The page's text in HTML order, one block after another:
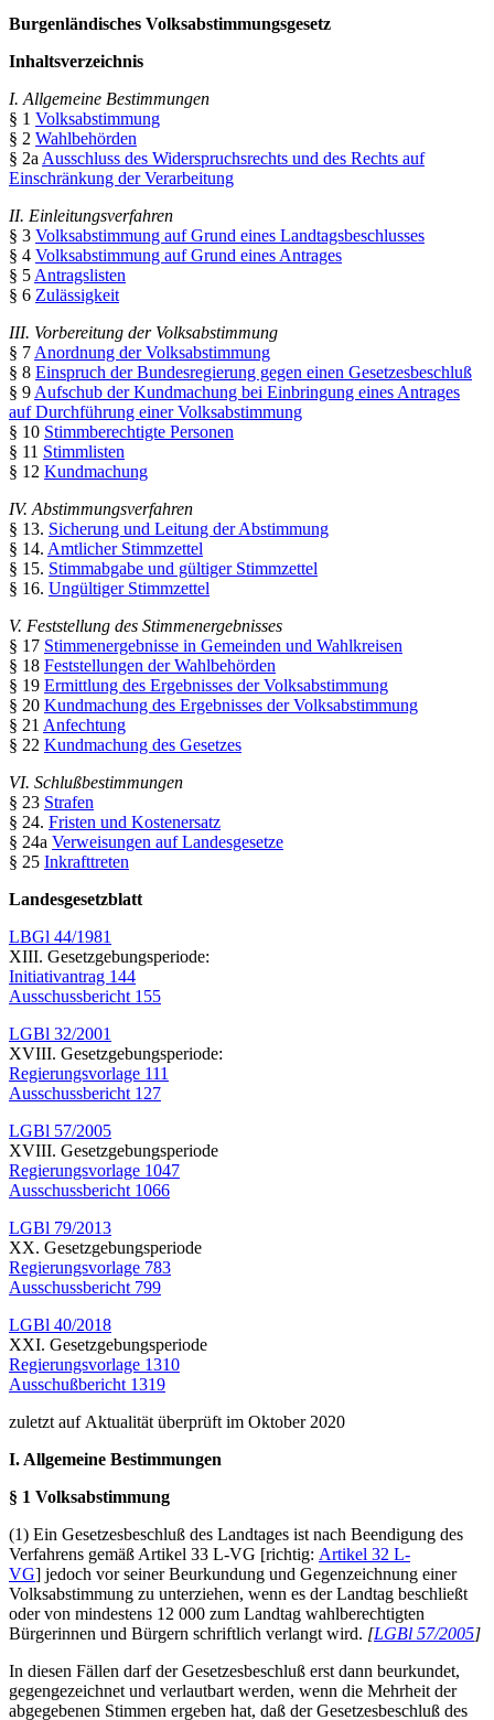
Burgenländisches Volksabstimmungsgesetz
Inhaltsverzeichnis
I. Allgemeine Bestimmungen
§ 1 Volksabstimmung
§ 2 Wahlbehörden
§ 2a Ausschluss des Widerspruchsrechts und des Rechts auf
Einschränkung der Verarbeitung
II. Einleitungsverfahren
§ 3 Volksabstimmung auf Grund eines Landtagsbeschlusses
§ 4 Volksabstimmung auf Grund eines Antrages
§ 5 Antragslisten
§ 6 Zulässigkeit
III. Vorbereitung der Volksabstimmung
§ 7 Anordnung der Volksabstimmung
§ 8 Einspruch der Bundesregierung gegen einen Gesetzesbeschluß
§ 9 Aufschub der Kundmachung bei Einbringung eines Antrages
auf Durchführung einer Volksabstimmung
§ 10 Stimmberechtigte Personen
§ 11 Stimmlisten
§ 12 Kundmachung
IV. Abstimmungsverfahren
§ 13. Sicherung und Leitung der Abstimmung
§ 14. Amtlicher Stimmzettel
§ 15. Stimmabgabe und gültiger Stimmzettel
§ 16. Ungültiger Stimmzettel
V. Feststellung des Stimmenergebnisses
§ 17 Stimmenergebnisse in Gemeinden und Wahlkreisen
§ 18 Feststellungen der Wahlbehörden
§ 19 Ermittlung des Ergebnisses der Volksabstimmung
§ 20 Kundmachung des Ergebnisses der Volksabstimmung
§ 21 Anfechtung
§ 22 Kundmachung des Gesetzes
VI. Schlußbestimmungen
§ 23 Strafen
§ 24. Fristen und Kostenersatz
§ 24a Verweisungen auf Landesgesetze
§ 25 Inkrafttreten
Landesgesetzblatt
LBGl 44/1981
XIII. Gesetzgebungsperiode:
Initiativantrag 144
Ausschussbericht 155
LGBl 32/2001
XVIII. Gesetzgebungsperiode:
Regierungsvorlage 111
Ausschussbericht 127
LGBl 57/2005
XVIII. Gesetzgebungsperiode
Regierungsvorlage 1047
Ausschussbericht 1066
LGBl 79/2013
XX. Gesetzgebungsperiode
Regierungsvorlage 783
Ausschussbericht 799
LGBl 40/2018
XXI. Gesetzgebungsperiode
Regierungsvorlage 1310
Ausschußbericht 1319
zuletzt auf Aktualität überprüft im Oktober 2020
I. Allgemeine Bestimmungen
§ 1 Volksabstimmung
(1) Ein Gesetzesbeschluß des Landtages ist nach Beendigung des
Verfahrens gemäß Artikel 33 L-VG [richtig: Artikel 32 L-
VG] jedoch vor seiner Beurkundung und Gegenzeichnung einer
Volksabstimmung zu unterziehen, wenn es der Landtag beschließt
oder von mindestens 12 000 zum Landtag wahlberechtigten
Bürgerinnen und Bürgern schriftlich verlangt wird. [LGBl 57/2005]
In diesen Fällen darf der Gesetzesbeschluß erst dann beurkundet,
gegengezeichnet und verlautbart werden, wenn die Mehrheit der
abgegebenen Stimmen ergeben hat, daß der Gesetzesbeschluß des